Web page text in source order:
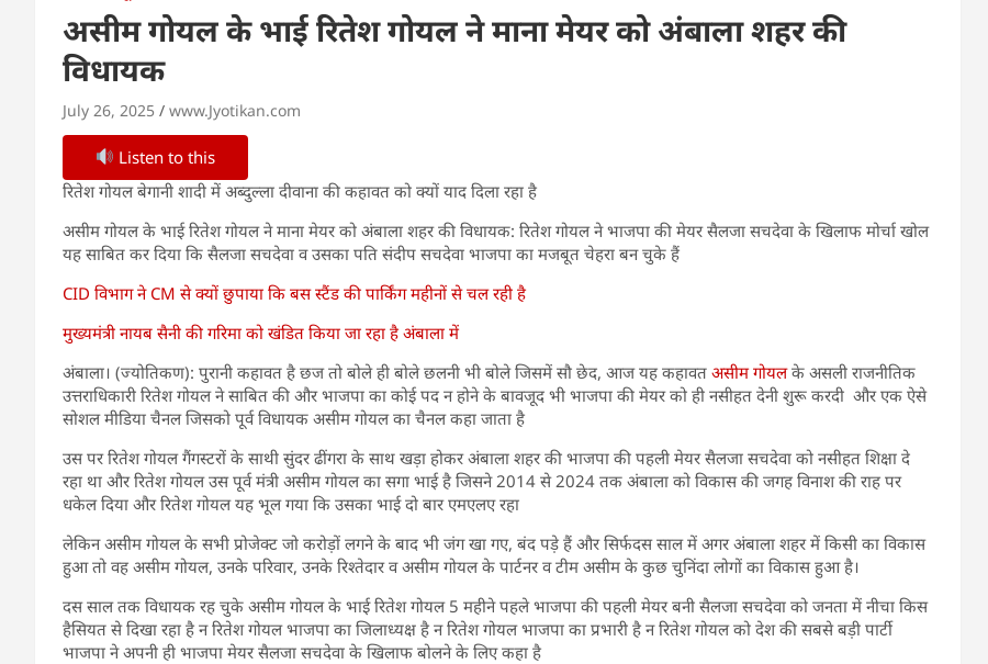
असीम गोयल के भाई रितेश गोयल ने माना मेयर को अंबाला शहर की
विधायक
July 26, 2025 www.Jyotikan.com
Listen to this
रितेश गोयल बेगानी शादी में अब्दुल्ला दीवाना की कहावत को क्यों याद दिला रहा है
असीम गोयल के भाई रितेश गोयल ने माना मेयर को अंबाला शहर की विधायक: रितेश गोयल ने भाजपा की मेयर सैलजा सचदेवा के खिलाफ मोर्चा खोल
यह साबित कर दिया कि सैलजा सचदेवा व उसका पति संदीप सचदेवा भाजपा का मजबूत चेहरा बन चुके हैं
CID विभाग ने CM से क्यों छुपाया कि बस स्टैंड की पार्किंग महीनों से चल रही है
मुख्यमंत्री नायब सैनी की गरिमा को खंडित किया जा रहा है अंबाला में
अंबाला। (ज्योतिकण): पुरानी कहावत है छज तो बोले ही बोले छलनी भी बोले जिसमें सौ छेद, आज यह कहावत असीम गोयलके असली राजनीतिक
उत्तराधिकारी रितेश गोयल ने साबित की और भाजपा का कोई पद न होने के बावजूद भी भाजपा की मेयर को ही नसीहत देनी शुरू करदी और एक ऐसे
सोशल मीडिया चैनल जिसको पूर्व विधायक असीम गोयल का चैनल कहा जाता है
उस पर रितेश गोयल गैंगस्टरों के साथी सुंदर ढींगरा के साथ खड़ा होकर अंबाला शहर की भाजपा की पहली मेयर सैलजा सचदेवा को नसीहत शिक्षा दे
रहा था और रितेश गोयल उस पूर्व मंत्री असीम गोयल का सगा भाई है जिसने 2014 से 2024 तक अंबाला को विकास की जगह विनाश की राह पर
धकेल दिया और रितेश गोयल यह भूल गया कि उसका भाई दो बार एमएलए रहा
लेकिन असीम गोयल के सभी प्रोजेक्ट जो करोड़ों लगने के बाद भी जंग खा गए, बंद पड़े हैं और सिर्फदस साल में अगर अंबाला शहर में किसी का विकास
हुआ तो वह असीम गोयल, उनके परिवार, उनके रिश्तेदार व असीम गोयल के पार्टनर व टीम असीम के कुछ चुनिंदा लोगों का विकास हुआ है।
दस साल तक विधायक रह चुके असीम गोयल के भाई रितेश गोयल 5 महीने पहले भाजपा की पहली मेयर बनी सैलजा सचदेवा को जनता में नीचा किस
हैसियत से दिखा रहा है न रितेश गोयल भाजपा का जिलाध्यक्ष है न रितेश गोयल भाजपा का प्रभारी है न रितेश गोयल को देश की सबसे बड़ी पार्टी
भाजपा ने अपनी ही भाजपा मेयर सैलजा सचदेवा के खिलाफ बोलने के लिए कहा है